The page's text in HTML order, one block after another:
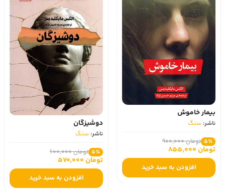
بیمار خاموش
ناشر: سنگ
5٪ تومان 900,000
تومان 855,000
افزودن به سبد خرید
دوشیزگان
ناشر: سنگ
5٪ تومان 600,000
تومان 570,000
افزودن به سبد خرید